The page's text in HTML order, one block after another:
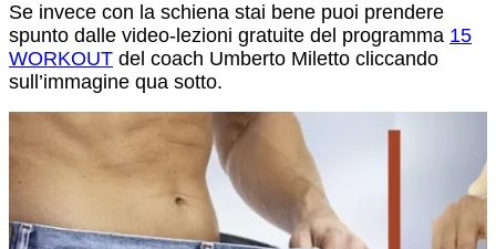
Se invece con la schiena stai bene puoi prendere
spunto dalle video-lezioni gratuite del programma 15
WORKOUT del coach Umberto Miletto cliccando
sull’immagine qua sotto.